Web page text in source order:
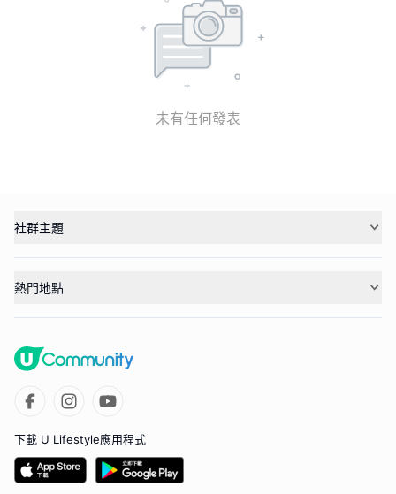
未有任何發表
社群主題
熱門地點
下載 U Lifestyle應用程式